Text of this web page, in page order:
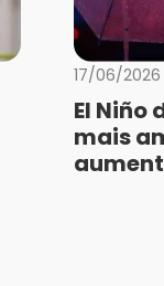
17/06/2026
El Niño
mais